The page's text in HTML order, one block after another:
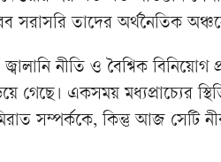
তাদের অর্থনৈতিক
নীতি ও বৈশ্বিক
গেছে। একসময় মধ্যপ্রাচ্যের
সম্পর্ককে, কিন্তু আজ সেটি